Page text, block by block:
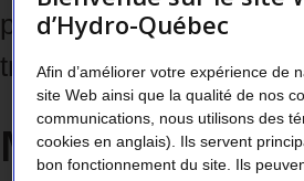
presque toutes les
transporter davantage
Mesure de la
d’Hydro-Québec
Afin d’améliorer votre expérience de
site Web ainsi que la qualité de nos
communications, nous utilisons des
cookies en anglais). Ils servent
bon fonctionnement du site. Ils